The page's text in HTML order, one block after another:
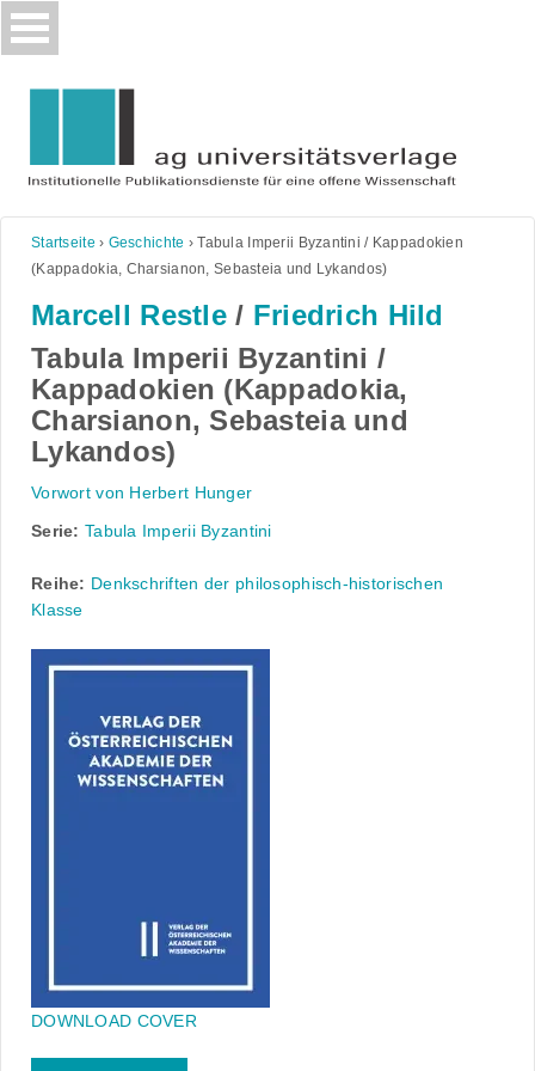
Skip
to
Startseite › Geschichte ›Tabula Imperii Byzantini / Kappadokien
(Kappadokia, Charsianon, Sebasteia und Lykandos)
Marcell Restle/ Friedrich Hild
Tabula Imperii Byzantini /
Kappadokien (Kappadokia,
Charsianon, Sebasteia und
Lykandos)
Vorwort von Herbert Hunger
Serie: Tabula Imperii Byzantini
Reihe: Denkschriften der philosophisch-historischen
Klasse
DOWNLOAD COVER